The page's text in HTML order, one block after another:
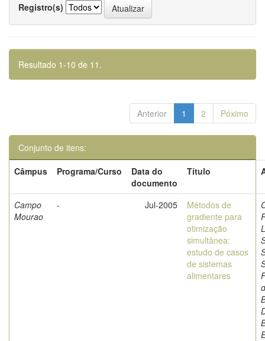
Registro(s)
Resultado 1-10 de 11.
Anterior 1 2 Póximo
Conjunto de itens:
Câmpus
Programa/Curso
Data do
documento
Título
Campo
Mourao
- Jul-2005
Métodos de
gradiente para
otimização
simultânea:
estudo de casos
de sistemas
alimentares